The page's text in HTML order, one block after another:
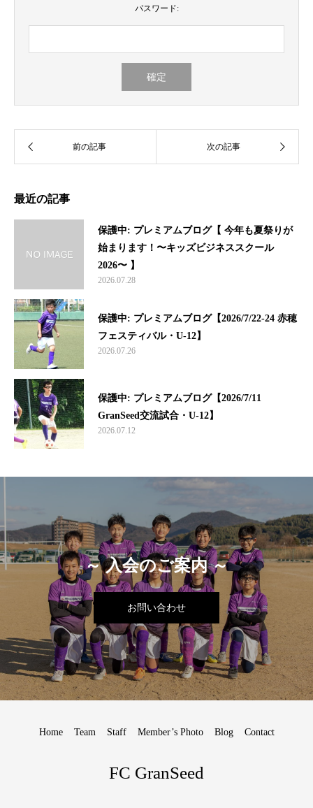
パスワード:
最近の記事
保護中: プレミアムブログ【 今年も夏祭りが
始まります！〜キッズビジネススクール
2026〜 】
2026.07.28
保護中: プレミアムブログ【2026/7/22-24 赤穂
フェスティバル・U-12】
2026.07.26
保護中: プレミアムブログ【2026/7/11
GranSeed交流試合・U-12】
2026.07.12
～ 入会のご案内 ～
お問い合わせ
Home Team Staff Member’s Photo Blog Contact
FC GranSeed